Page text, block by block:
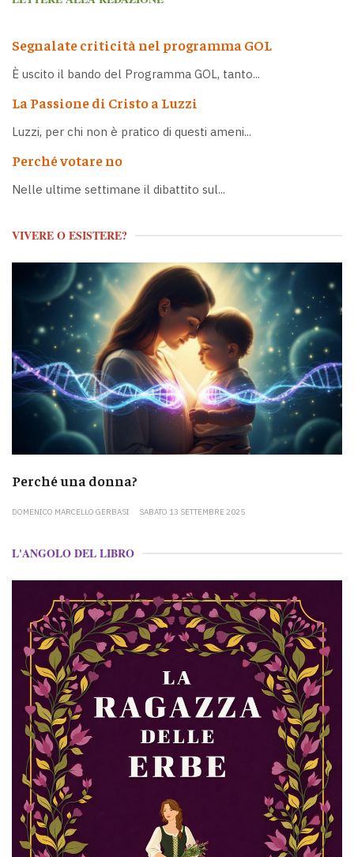
Segnalate criticità nel programma GOL
È uscito il bando del Programma GOL, tanto...
La Passione di Cristo a Luzzi
Luzzi, per chi non è pratico di questi ameni...
Perché votare no
Nelle ultime settimane il dibattito sul...
VIVERE O ESISTERE?
Perché una donna?
DOMENICO MARCELLO GERBASI SABATO 13 SETTEMBRE 2025
L'ANGOLO DEL LIBRO